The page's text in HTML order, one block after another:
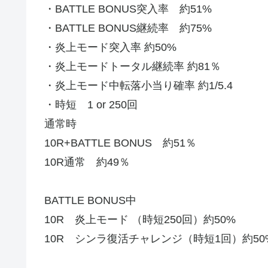
・BATTLE BONUS突入率 約51%
・BATTLE BONUS継続率 約75%
・炎上モード突入率 約50%
・炎上モードトータル継続率 約81％
・炎上モード中転落小当り確率 約1/5.4
・時短 1 or 250回
通常時
10R+BATTLE BONUS 約51％
10R通常 約49％
BATTLE BONUS中
10R 炎上モード （時短250回）約50%
10R シンラ復活チャレンジ（時短1回）約